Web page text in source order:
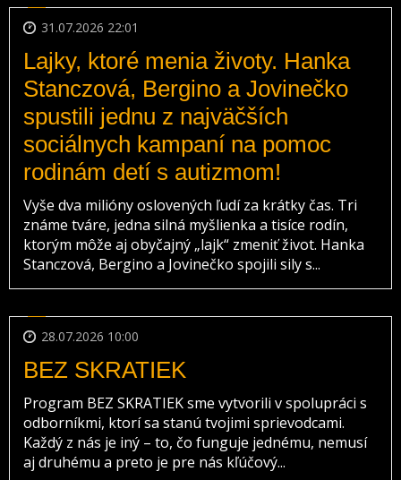
31.07.2026 22:01
Lajky, ktoré menia životy. Hanka
Stanczová, Bergino a Jovinečko
spustili jednu z najväčších
sociálnych kampaní na pomoc
rodinám detí s autizmom!
Vyše dva milióny oslovených ľudí za krátky čas. Tri
známe tváre, jedna silná myšlienka a tisíce rodín,
ktorým môže aj obyčajný „lajk“ zmeniť život. Hanka
Stanczová, Bergino a Jovinečko spojili sily s...
28.07.2026 10:00
BEZ SKRATIEK
Program BEZ SKRATIEK sme vytvorili v spolupráci s
odborníkmi, ktorí sa stanú tvojimi sprievodcami.
Každý z nás je iný – to, čo funguje jednému, nemusí
aj druhému a preto je pre nás kľúčový...